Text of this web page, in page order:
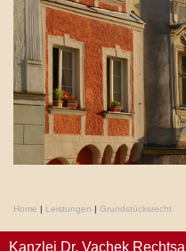
Home | Leistungen | Grundstücksrecht
Kanzlei Dr. Vachek